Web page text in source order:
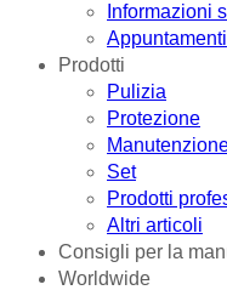
Informazioni
Appuntamenti
Prodotti
Pulizia
Protezione
Set
Prodotti
Altri articoli
Consigli per la
Worldwide